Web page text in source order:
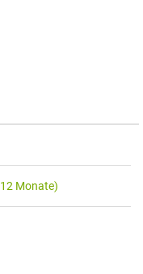
Monate)